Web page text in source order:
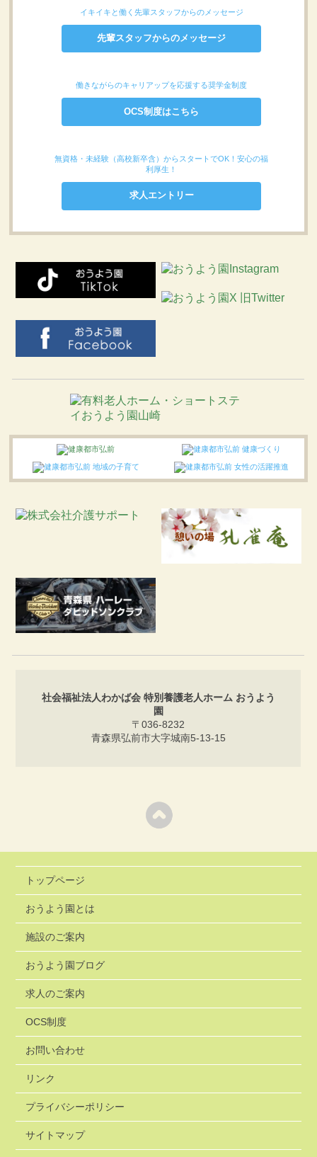
イキイキと働く先輩スタッフからのメッセージ
先輩スタッフからのメッセージ
働きながらのキャリアップを応援する奨学金制度
OCS制度はこちら
無資格・未経験（高校新卒含）からスタートでOK！安心の福
利厚生！
求人エントリー
社会福祉法人わかば会 特別養護老人ホーム おうよう
園
〒036-8232
青森県弘前市大字城南5-13-15
トップページ
おうよう園とは
施設のご案内
おうよう園ブログ
求人のご案内
OCS制度
お問い合わせ
リンク
プライバシーポリシー
サイトマップ